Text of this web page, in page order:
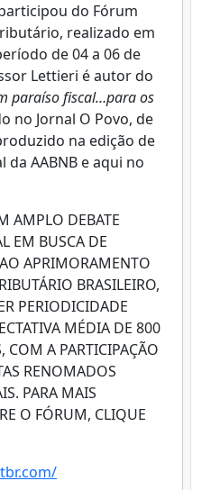
do Fórum
realizado em
de 04 a 06 de
Lettieri é autor do
paraíso fiscal…para os
no Jornal O Povo, de
na edição de
da AABNB e aqui no
AMPLO DEBATE
EM BUSCA DE
APRIMORAMENTO
BRASILEIRO,
PERIODICIDADE
MÉDIA DE 800
COM A PARTICIPAÇÃO
RENOMADOS
PARA MAIS
O FÓRUM, CLIQUE